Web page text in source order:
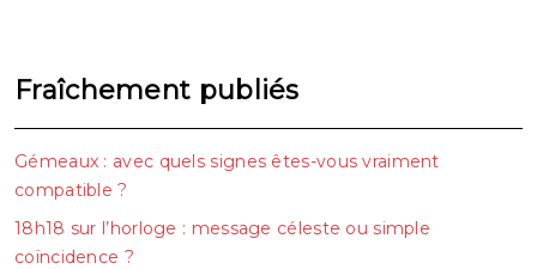
Fraîchement publiés
Gémeaux : avec quels signes êtes-vous vraiment
compatible ?
18h18 sur l’horloge : message céleste ou simple
coïncidence ?